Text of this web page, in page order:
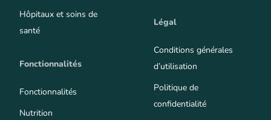
Hôpitaux et soins de
santé
Fonctionnalités
Fonctionnalités
Nutrition
Légal
Conditions générales
d’utilisation
Politique de
confidentialité